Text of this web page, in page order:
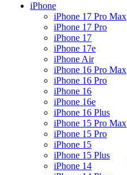
iPhone
iPhone 17 Pro Max
iPhone 17 Pro
iPhone 17
iPhone 17e
iPhone Air
iPhone 16 Pro Max
iPhone 16 Pro
iPhone 16
iPhone 16e
iPhone 16 Plus
iPhone 15 Pro Max
iPhone 15 Pro
iPhone 15
iPhone 15 Plus
iPhone 14